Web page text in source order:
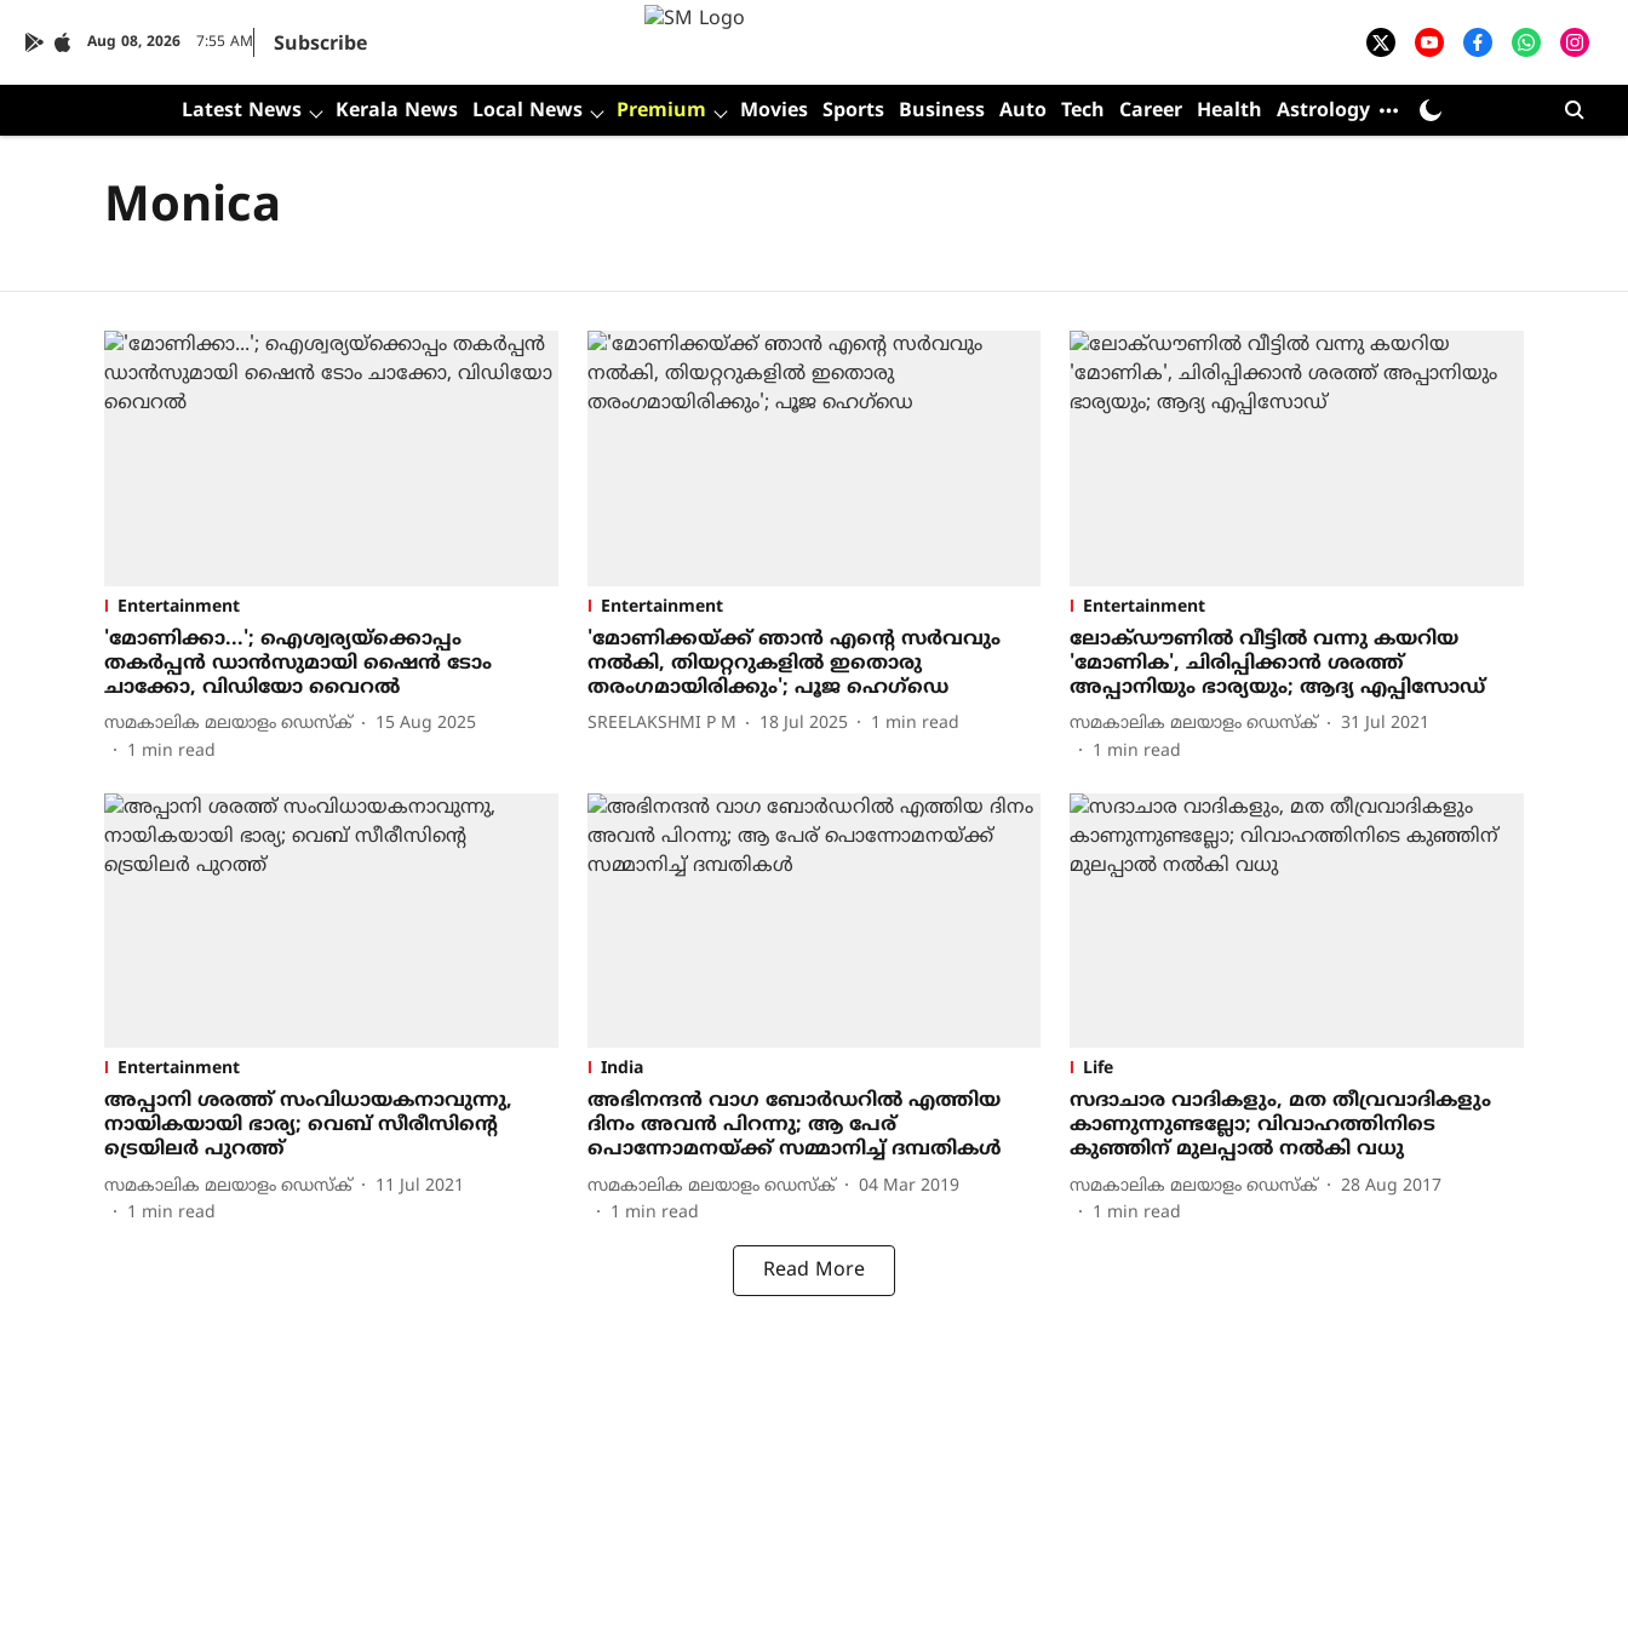
Aug 08, 2026 7:55 AM Subscribe
Latest News Kerala News Local News Premium Movies Sports Business Auto Tech Career Health Astrology
Monica
Entertainment
'മോണിക്കാ...'; ഐശ്വര്യയ്ക്കൊപ്പം
തകർപ്പൻ ഡാൻസുമായി ഷൈൻ ടോം
ചാക്കോ, വിഡിയോ വൈറൽ
സമകാലിക മലയാളം ഡെസ്ക്
15 Aug 2025
1 min read
Entertainment
'മോണിക്കയ്ക്ക് ഞാൻ എന്റെ സർവവും
നൽകി, തിയറ്ററുകളിൽ ഇതൊരു
തരംഗമായിരിക്കും'; പൂജ ഹെഗ്ഡെ
SREELAKSHMI P M 18 Jul 2025 1 min read
Entertainment
ലോ​ക്ഡൗണിൽ വീട്ടിൽ വന്നു കയറിയ
'മോണിക', ചിരിപ്പിക്കാൻ ശരത്ത്
അപ്പാനിയും ഭാര്യയും; ആദ്യ എപ്പിസോഡ്
സമകാലിക മലയാളം ഡെസ്ക്
31 Jul 2021
1 min read
Entertainment
അപ്പാനി ശരത്ത് സംവിധായകനാവുന്നു,
നായികയായി ഭാര്യ; വെബ് സീരീസിന്റെ
ട്രെയിലർ പുറത്ത്
സമകാലിക മലയാളം ഡെസ്ക്
11 Jul 2021
1 min read
India
അഭിനന്ദൻ വാ​ഗ ബോർഡറിൽ എത്തിയ
ദിനം അവൻ പിറന്നു; ആ പേര്
പൊന്നോമനയ്ക്ക് സമ്മാനിച്ച് ദമ്പതികൾ
സമകാലിക മലയാളം ഡെസ്ക്
04 Mar 2019
1 min read
Life
സദാചാര വാദികളും, മത തീവ്രവാദികളും
കാണുന്നുണ്ടല്ലോ; വിവാഹത്തിനിടെ
കുഞ്ഞിന് മുലപ്പാല്‍ നല്‍കി വധു
സമകാലിക മലയാളം ഡെസ്ക്
28 Aug 2017
1 min read
Read More